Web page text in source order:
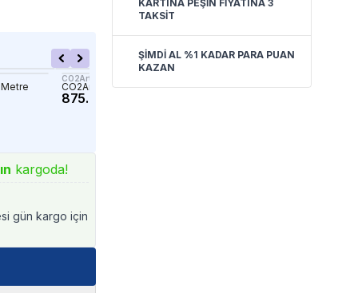
Metre
CO2Art
CO2Art Siyah Hortum 6 Metre
875.00 TL
Sert Co2 Hortumu 1 Metre
kargoda!
gün kargo için
KARTINA PEŞİN FİYATINA 3
TAKSİT
ŞİMDİ AL %1 KADAR PARA PUAN
KAZAN